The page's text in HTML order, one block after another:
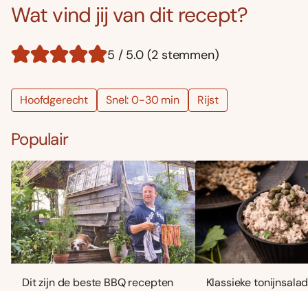
Wat vind jij van dit recept?
5 / 5.0 (2 stemmen)
Hoofdgerecht Snel: 0-30 min Rijst
Populair
Dit zijn de beste BBQ recepten
Klassieke